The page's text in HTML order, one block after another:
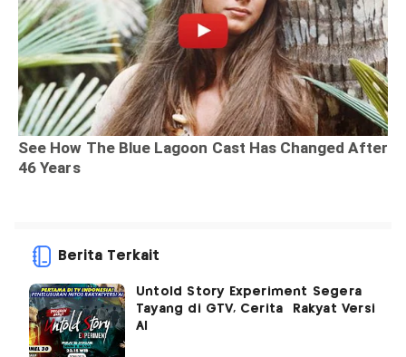
Berita Terkait
Untold Story Experiment Segera
Tayang di GTV, Cerita Rakyat Versi
AI